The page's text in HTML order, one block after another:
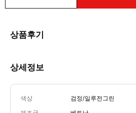
상품후기
상세정보
색상 검정/일루전그린